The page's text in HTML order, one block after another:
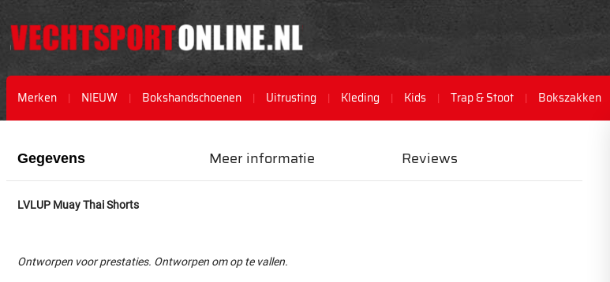
Merken NIEUW Bokshandschoenen Uitrusting Kleding Kids Trap & Stoot Bokszakken
het
hetGegevens
LVLUP Muay Thai Shorts
Ontworpen voor prestaties. Ontworpen om op te vallen.
Meer informatie Reviews